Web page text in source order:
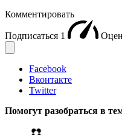
Комментировать
Подписаться 1
Facebook
Вконтакте
Twitter
Помогут разобраться в